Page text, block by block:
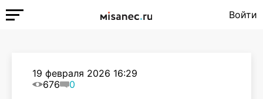
Войти
19 февраля 2026 16:29
676
0